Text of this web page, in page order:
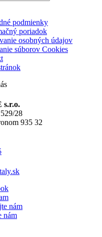
podmienky
poriadok
osobných údajov
súborov Cookies
s.r.o.
28
935 32
nám
nám